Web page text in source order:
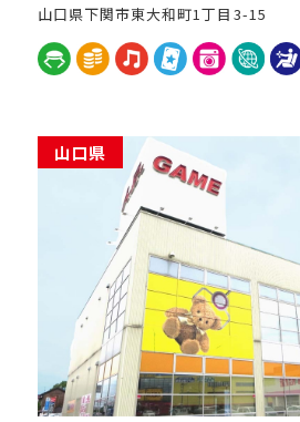
山口県下関市東大和町1丁目3-15
山口県